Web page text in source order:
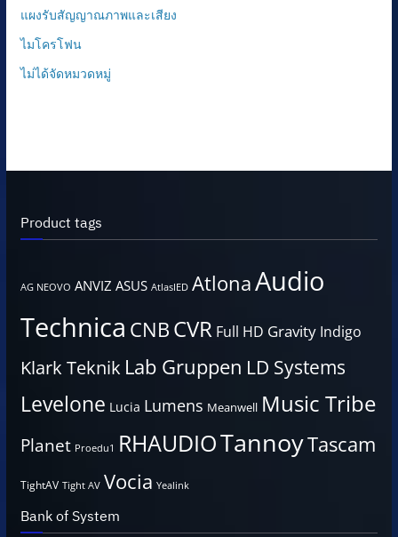
แผงรับสัญญาณภาพและเสียง
ไมโครโฟน
ไม่ได้จัดหมวดหมู่
Product tags
AG NEOVO ANVIZ ASUS AtlasIED AtlonaAudio
Technica CNBCVR Full HD Gravity Indigo
Klark Teknik Lab Gruppen LD Systems
Levelone Lucia Lumens Meanwell Music Tribe
Planet Proedu1 RHAUDIOTannoyTascam
TightAV Tight AV Vocia Yealink
Bank of System